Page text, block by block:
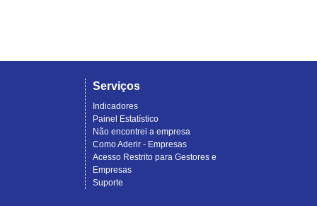
Serviços
Indicadores
Painel Estatístico
Não encontrei a empresa
Como Aderir - Empresas
Acesso Restrito para Gestores e
Empresas
Suporte